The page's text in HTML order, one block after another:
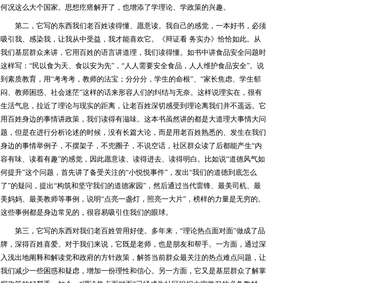
何况这么大个国家。思想疙瘩解开了，也增添了学理论、学政策的兴趣。
第二，它写的东西我们老百姓读得懂、愿意读。我自己的感觉，一本好书，必须
吸引我、感染我，让我从中受益，我才能喜欢它。《辩证看 务实办》恰恰如此。从
我们基层群众来讲，它用百姓的语言讲道理，我们读得懂。如书中讲食品安全问题时
这样写：“民以食为天、食以安为先”，“人人需要安全食品，人人维护食品安全”。说
到素质教育，用“考考考，教师的法宝；分分分，学生的命根”、“家长焦虑、学生郁
闷、教师困惑、社会迷茫”这样的话来形容人们的纠结与无奈。这样说理实在，很有
生活气息，拉近了理论与现实的距离，让老百姓深切感受到理论离我们并不遥远。它
用百姓身边的事情讲政策，我们读得有滋味。这本书虽然讲的都是大道理大事情大问
题，但是在进行分析论述的时候，没有长篇大论，而是用老百姓熟悉的、发生在我们
身边的事情举例子，不摆架子，不兜圈子，不说空话，社区群众读了后都能产生“内
容有味、读着有趣”的感觉，因此愿意读、读得进去、读得明白。比如说“道德风气如
何提升”这个问题，首先讲了备受关注的“小悦悦事件”，发出“我们的道德到底怎么
了”的疑问，提出“构筑和坚守我们的道德家园”，然后通过当代雷锋、最美司机、最
美妈妈、最美教师等事例，说明“点亮一盏灯，照亮一大片”，榜样的力量是无穷的。
这些事例都是身边常见的，很容易吸引住我们的眼球。
第三，它写的东西对我们老百姓管用好使。多年来，“理论热点面对面”做成了品
牌，深得百姓喜爱。对于我们来说，它既是老师，也是朋友和帮手。一方面，通过深
入浅出地阐释和解读党和政府的方针政策，解答当前群众最关注的热点难点问题，让
我们减少一些困惑和疑虑，增加一份理性和信心。另一方面，它又是基层群众了解掌